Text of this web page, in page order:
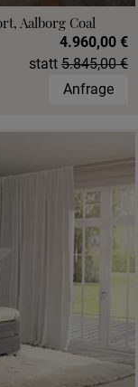
Aalborg Coal
4.960,00 €
statt 5.845,00 €
Anfrage